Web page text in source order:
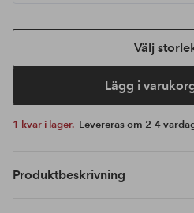
Välj
Lägg i
1 kvar i lager. Levereras om 2-4
Produktbeskrivning